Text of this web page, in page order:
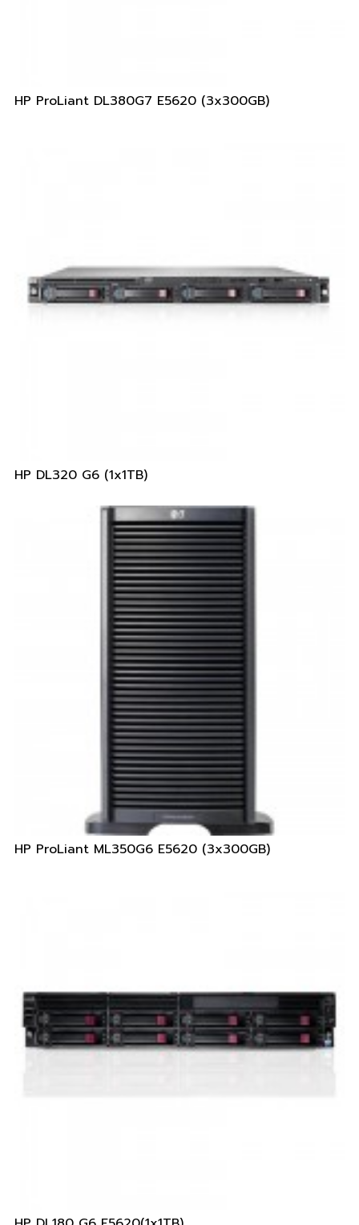
HP ProLiant DL380G7 E5620 (3x300GB)
HP DL320 G6 (1x1TB)
HP ProLiant ML350G6 E5620 (3x300GB)